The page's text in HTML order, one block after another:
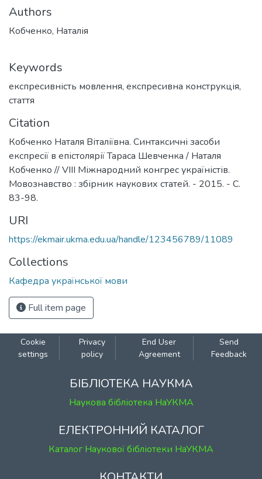
Authors
Кобченко, Наталія
Keywords
експресивність мовлення, експресивна конструкція,
стаття
Citation
Кобченко Наталя Віталіївна. Синтаксичні засоби
експресії в епістолярії Тараса Шевченка / Наталя
Кобченко // VIIІ Міжнародний конгрес україністів.
Мовознавство : збірник наукових статей. - 2015. - С.
83-98.
URI
https://ekmair.ukma.edu.ua/handle/123456789/11089
Collections
Кафедра української мови
Full item page
Cookie
settings
Privacy
policy
End User
Agreement
Send
Feedback
БІБЛІОТЕКА НАУКМА
Наукова бібліотека НаУКМА
ЕЛЕКТРОННИЙ КАТАЛОГ
Каталог Наукової бібліотеки НаУКМА